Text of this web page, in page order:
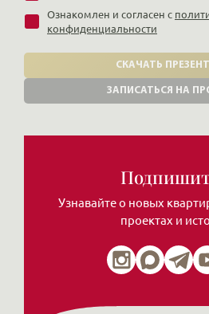
Ознакомлен и согласен с
конфиденциальности
СКАЧАТЬ
ЗАПИСАТЬСЯ НА
Узнавайте о новых
проектах и